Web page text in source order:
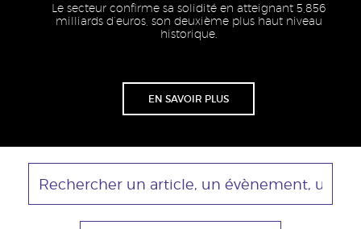
Le secteur confirme sa solidité en atteignant 5,856
milliards d’euros, son deuxième plus haut niveau
historique.
Lien
EN SAVOIR PLUS